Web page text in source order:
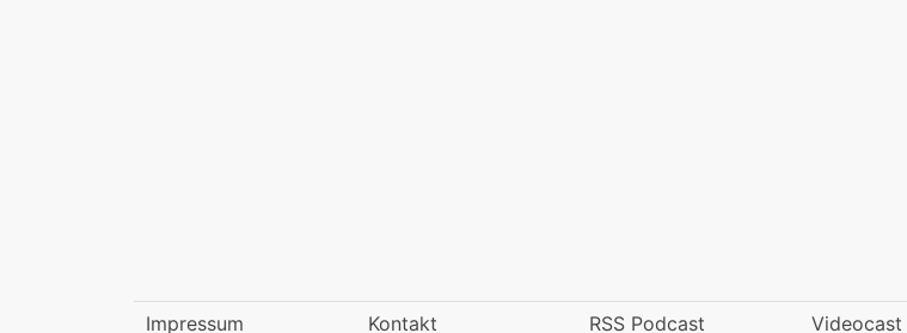
Impressum Kontakt RSS Podcast Videocast